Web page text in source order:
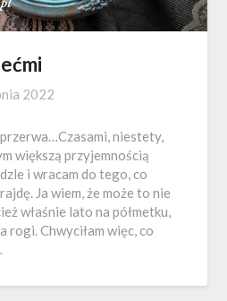
2022
przerwa…Czasami, niestety,
większą przyjemnością
i wracam do tego, co
Ja wiem, że może to nie
właśnie lato na półmetku,
rogi. Chwyciłam więc, co